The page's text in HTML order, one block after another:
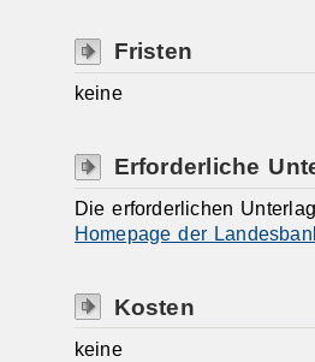
Fristen
keine
Erforderliche
Die erforderlichen
Homepage der
Kosten
keine